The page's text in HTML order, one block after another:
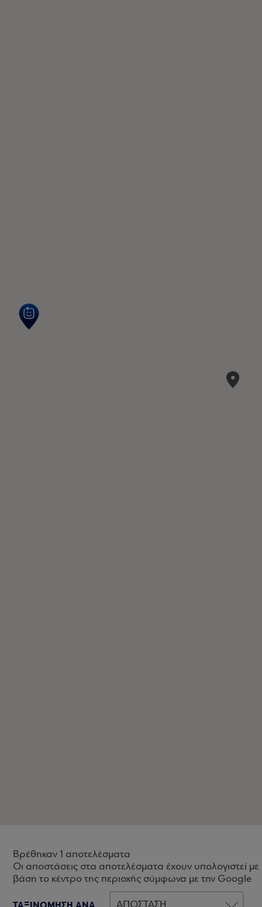
Βρέθηκαν 1 αποτελέσματα
Οι αποστάσεις στα αποτελέσματα έχουν υπολογιστεί με
βάση το κέντρο της περιοχής σύμφωνα με την Google